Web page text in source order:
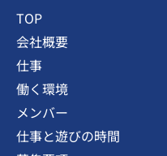
TOP
会社概要
仕事
働く環境
メンバー
仕事と遊びの時間